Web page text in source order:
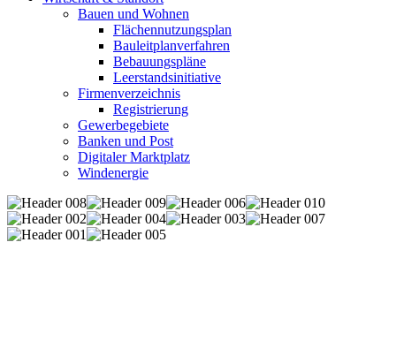
Bauen und Wohnen
Flächennutzungsplan
Bauleitplanverfahren
Bebauungspläne
Leerstandsinitiative
Firmenverzeichnis
Registrierung
Gewerbegebiete
Banken und Post
Digitaler Marktplatz
Windenergie